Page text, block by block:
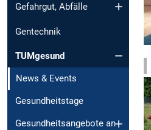
Gefahrgut, Abfälle
Gentechnik
TUMgesund
News & Events
Gesundheitstage
Gesundheitsangebote an